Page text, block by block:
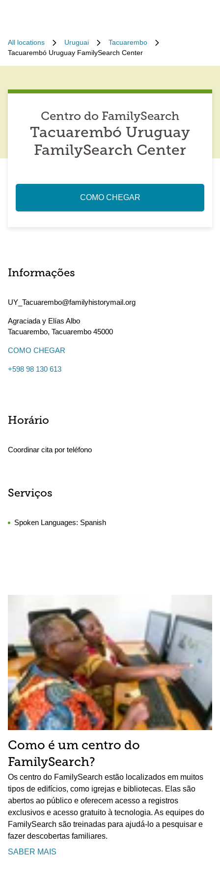
All locations Uruguai
Tacuarembo
Tacuarembó Uruguay FamilySearch Center
Centro do FamilySearch
Tacuarembó Uruguay
FamilySearch Center
COMO CHEGAR
Informações
UY_Tacuarembo@familyhistorymail.org
Agraciada y Elías Albo
Tacuarembo, Tacuarembo 45000
COMO CHEGAR
+598 98 130 613
Horário
Coordinar cita por teléfono
Serviços
Spoken Languages: Spanish
Como é um centro do
FamilySearch?
Os centro do FamilySearch estão localizados em muitos
tipos de edifícios, como igrejas e bibliotecas. Elas são
abertos ao público e oferecem acesso a registros
exclusivos e acesso gratuito à tecnologia. As equipes do
FamilySearch são treinadas para ajudá-lo a pesquisar e
fazer descobertas familiares.
SABER MAIS